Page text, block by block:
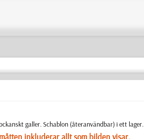
galler. Schablon (återanvändbar) i ett lager.
inkluderar allt som bilden visar.